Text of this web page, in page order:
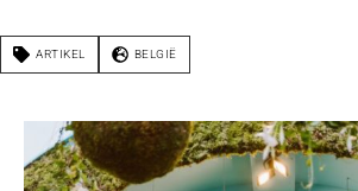
ARTIKEL BELGIË